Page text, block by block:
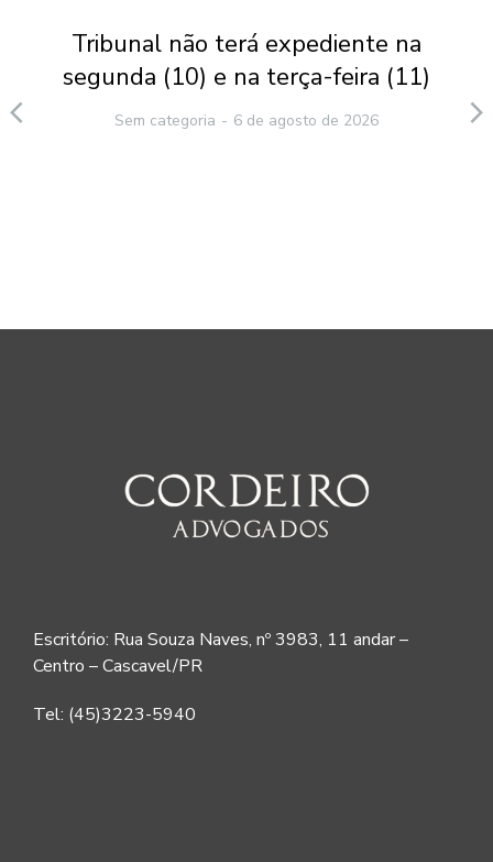
Tribunal não terá expediente na
segunda (10) e na terça-feira (11)
Sem categoria 6 de agosto de 2026
Escritório: Rua Souza Naves, nº 3983, 11 andar –
Centro – Cascavel/PR
Tel: (45)3223-5940